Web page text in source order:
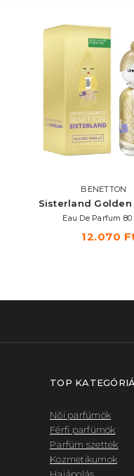
BENETTON
Sisterland Golden
Eau De Parfum
12.070
TOP
Női parfümök
Férfi parfümök
Parfüm szettek
Kozmetikumok